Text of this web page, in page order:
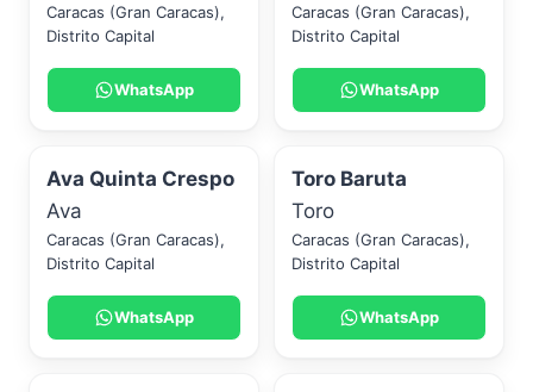
Caracas (Gran Caracas),
Distrito Capital
WhatsApp
Caracas (Gran Caracas),
Distrito Capital
WhatsApp
Ava Quinta Crespo
Ava
Caracas (Gran Caracas),
Distrito Capital
WhatsApp
Toro Baruta
Toro
Caracas (Gran Caracas),
Distrito Capital
WhatsApp